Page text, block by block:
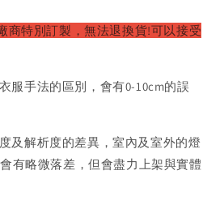
商特別訂製，無法退換貨!可以接受
服手法的區別，會有0-10cm的誤
及解析度的差異，室內及室外的燈
有略微落差，但會盡力上架與實體